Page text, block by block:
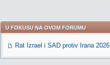
U FOKUSU NA OVOM FORUMU
Rat Izrael i SAD protiv Irana 2026